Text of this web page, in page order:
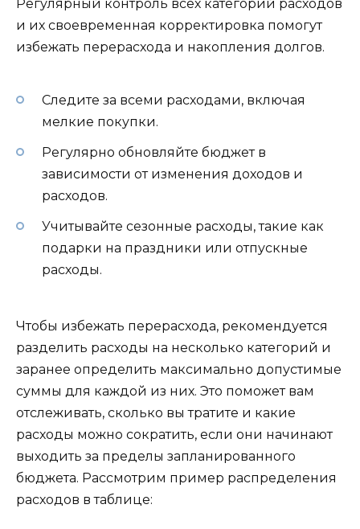
Регулярный контроль всех категорий расходов
и их своевременная корректировка помогут
избежать перерасхода и накопления долгов.
Следите за всеми расходами, включая
мелкие покупки.
Регулярно обновляйте бюджет в
зависимости от изменения доходов и
расходов.
Учитывайте сезонные расходы, такие как
подарки на праздники или отпускные
расходы.
Чтобы избежать перерасхода, рекомендуется
разделить расходы на несколько категорий и
заранее определить максимально допустимые
суммы для каждой из них. Это поможет вам
отслеживать, сколько вы тратите и какие
расходы можно сократить, если они начинают
выходить за пределы запланированного
бюджета. Рассмотрим пример распределения
расходов в таблице: